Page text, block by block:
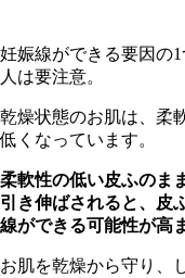
妊娠線ができる要因の
人は要注意。
乾燥状態のお肌は、柔
低くなっています。
柔軟性の低い皮ふのま
引き伸ばされると、皮
線ができる可能性が高
お肌を乾燥から守り、